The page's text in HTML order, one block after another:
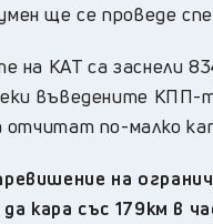
ще се проведе
на КАТ са заснели
въведените
отчитат по-малко
на
кара със 179км в